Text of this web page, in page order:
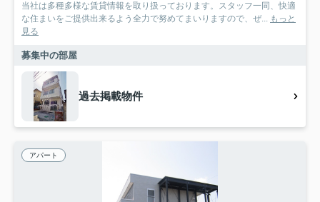
当社は多種多様な賃貸情報を取り扱っております。スタッフ一同、快適
な住まいをご提供出来るよう全力で努めてまいりますので、ぜ... もっと
見る
募集中の部屋
過去掲載物件
アパート